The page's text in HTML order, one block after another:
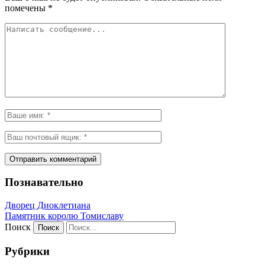
помечены *
Познавательно
Дворец Диоклетиана
Памятник королю Томиславу
Поиск
Рубрики